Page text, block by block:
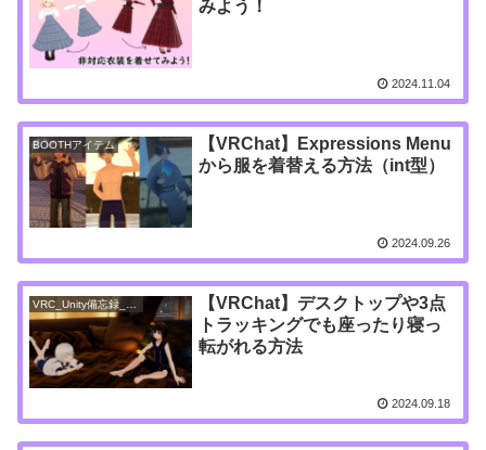
みよう！
2024.11.04
BOOTHアイテム
【VRChat】Expressions Menu
から服を着替える方法（int型）
2024.09.26
VRC_Unity備忘録_アバター
【VRChat】デスクトップや3点
トラッキングでも座ったり寝っ
転がれる方法
2024.09.18